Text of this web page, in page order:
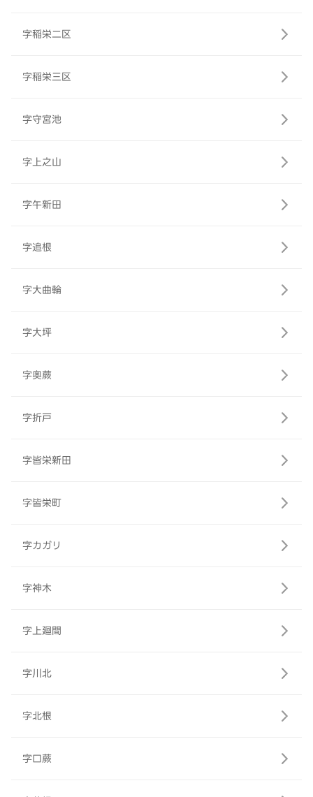
字稲栄二区
字稲栄三区
字守宮池
字上之山
字午新田
字追根
字大曲輪
字大坪
字奥蕨
字折戸
字皆栄新田
字皆栄町
字カガリ
字神木
字上廻間
字川北
字北根
字口蕨